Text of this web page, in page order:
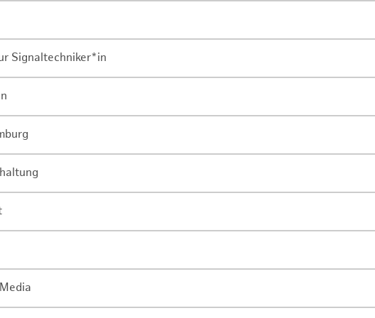
Signaltechniker*in